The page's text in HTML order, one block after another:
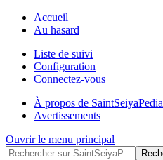
Accueil
Au hasard
Liste de suivi
Configuration
Connectez-vous
À propos de SaintSeiyaPedia
Avertissements
Ouvrir le menu principal